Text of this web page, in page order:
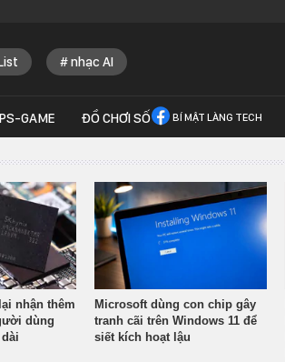
nhạc AI
GAME ĐỒ CHƠI SỐ BÍ MẬT LÀNG TECH
nhận thêm
dùng
Microsoft dùng con chip gây
tranh cãi trên Windows 11 để
siết kích hoạt lậu